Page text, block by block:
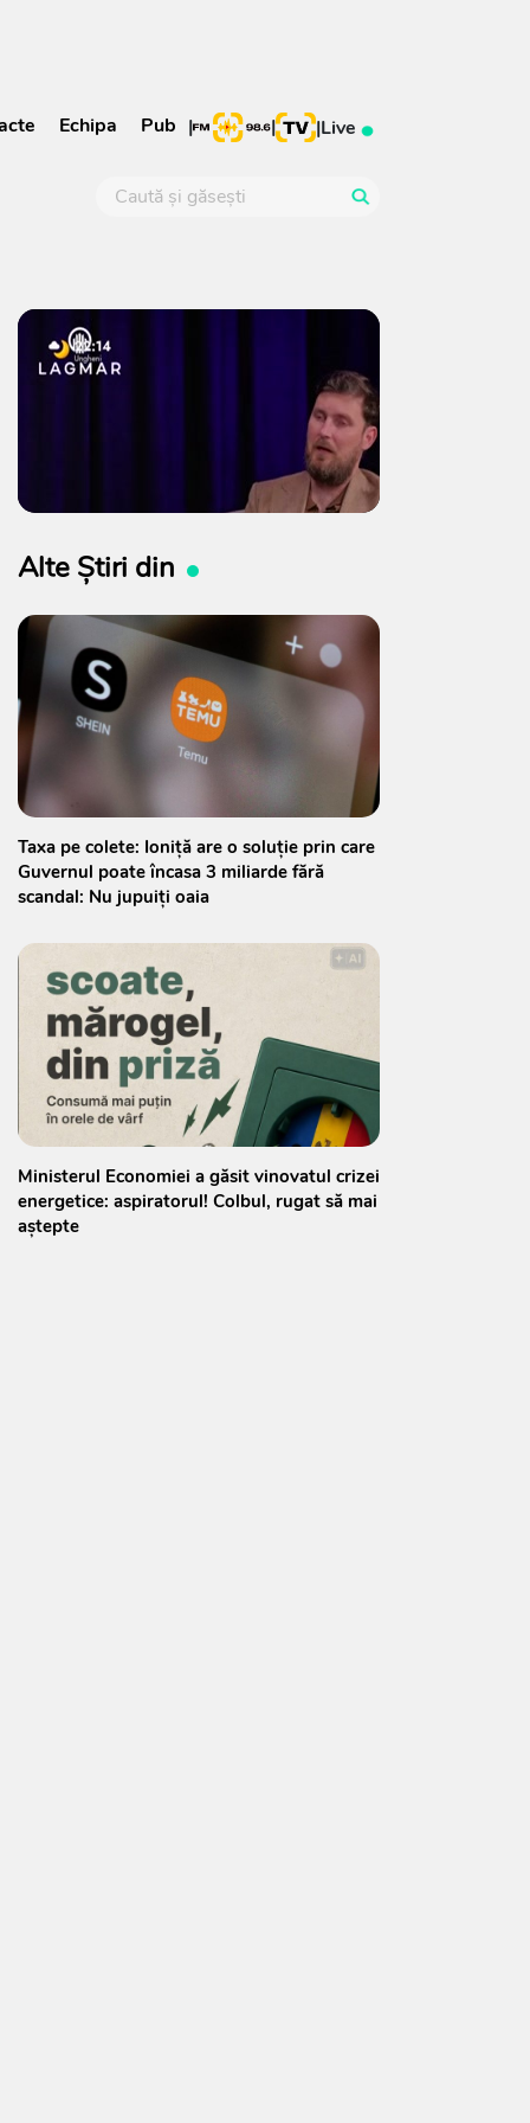
Echipa Pub | | |Live
Alte Știri din
Taxa pe colete: Ioniță are o soluție prin care
Guvernul poate încasa 3 miliarde fără
scandal: Nu jupuiți oaia
Ministerul Economiei a găsit vinovatul crizei
energetice: aspiratorul! Colbul, rugat să mai
aștepte